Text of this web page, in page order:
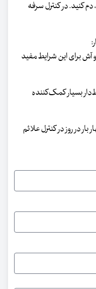
دم کنید. در کنترل سرفه
برای این شرایط مفید
بسیار کمک‌کننده
بار در روز در کنترل علائم